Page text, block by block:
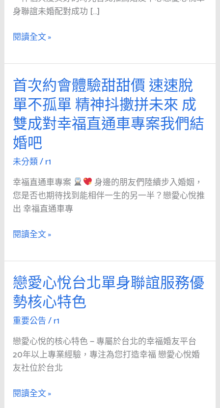
身聯誼未婚配對成功 […]
單
情
閱讀全文 »
首次約會體驗甜甜價 速速脫
單不孤單 精神抖擻拼未來 成
雙成對幸福直通車專案我們結
婚吧
未分類/r1
幸福直通車專案
身邊的朋友們陸續步入婚姻，
您是否也期待找到能相伴一生的另一半？戀愛心悅推
出 幸福直通車專
首
次
約
會
體
驗
甜
甜
價
速
速
脫
單
單
精
神
抖
擻
拼
未
來
成
雙
閱讀全文 »
戀愛心悅台北單身聯誼服務優
勢核心特色
重要公告/r1
戀愛心悅的核心特色 — 專屬於台北的幸福婚友平台
20年以上專業經驗，專注為您打造幸福 戀愛心悅婚
友社位於台北
戀
愛
心
悅
北
單
身
聯
誼
閱讀全文 »